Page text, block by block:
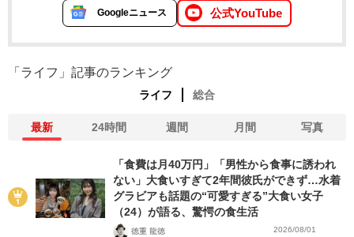
Googleニュース 公式YouTube
「ライフ」記事のランキング
ライフ 総合
最新 24時間 週間 月間 写真
「食費は月40万円」「男性から食事に誘われ
ない」大食いすぎて2年間彼氏ができず…水着
グラビアも話題の“可愛すぎる”大食い女子
（24）が語る、驚愕の食生活
徳重 龍徳 2026/08/01